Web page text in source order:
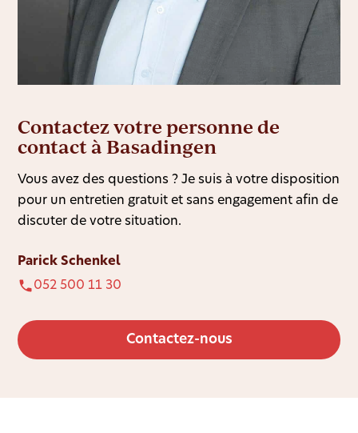
Contactez votre personne de
contact à Basadingen
Vous avez des questions ? Je suis à votre disposition
pour un entretien gratuit et sans engagement afin de
discuter de votre situation.
Parick Schenkel
052 500 11 30
Contactez-nous